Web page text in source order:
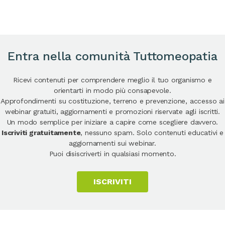
Entra nella comunità Tuttomeopatia
Ricevi contenuti per comprendere meglio il tuo organismo e
orientarti in modo più consapevole.
Approfondimenti su costituzione, terreno e prevenzione, accesso ai
webinar gratuiti, aggiornamenti e promozioni riservate agli iscritti.
Un modo semplice per iniziare a capire come scegliere davvero.
Iscriviti gratuitamente, nessuno spam. Solo contenuti educativi e
aggiornamenti sui webinar.
Puoi disiscriverti in qualsiasi momento.
ISCRIVITI